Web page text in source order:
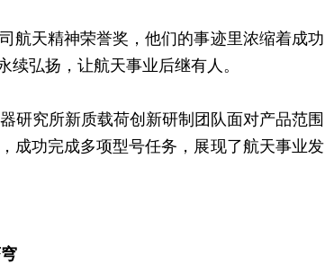
天精神荣誉奖，他们的事迹里浓缩着成功
弘扬，让航天事业后继有人。
究所新质载荷创新研制团队面对产品范围
成功完成多项型号任务，展现了航天事业发